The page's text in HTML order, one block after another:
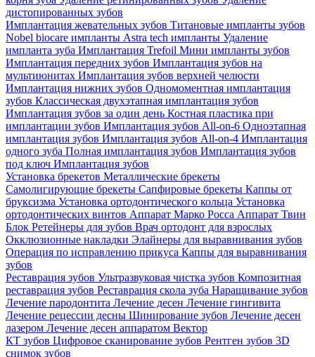
дистопированных зубов
Имплантация жевательных зубов Титановые импланты зубов
Nobel biocare импланты Astra tech импланты Удаление
импланта зуба Имплантация Trefoil Мини импланты зубов
Имплантация передних зубов Имплантация зубов на
мультиюнитах Имплантация зубов верхней челюсти
Имплантация нижних зубов Одномоментная имплантация
зубов Классическая двухэтапная имплантация зубов
Имплантация зубов за один день Костная пластика при
имплантации зубов Имплантация зубов All-on-6 Одноэтапная
имплантация зубов Имплантация зубов All-on-4 Имплантация
одного зуба Полная имплантация зубов Имплантация зубов
под ключ Имплантация зубов
Установка брекетов Металлические брекеты
Самолигирующие брекеты Сапфировые брекеты Каппы от
бруксизма Установка ортодонтического кольца Установка
ортодонтических винтов Аппарат Марко Росса Аппарат Твин
Блок Ретейнеры для зубов Врач ортодонт для взрослых
Окклюзионные накладки Элайнеры для выравнивания зубов
Операция по исправлению прикуса Каппы для выравнивания
зубов
Реставрация зубов Ультразвуковая чистка зубов Композитная
реставрация зубов Реставрация скола зуба Наращивание зубов
Лечение пародонтита Лечение десен Лечение гингивита
Лечение рецессии десны Шинирование зубов Лечение десен
лазером Лечение десен аппаратом Вектор
КТ зубов Цифровое сканирование зубов Рентген зубов 3D
снимок зубов